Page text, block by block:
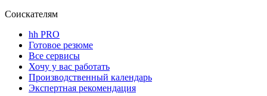
Соискателям
hh PRO
Готовое резюме
Все сервисы
Хочу у вас работать
Производственный календарь
Экспертная рекомендация